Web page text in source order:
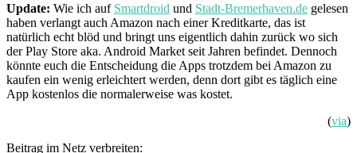
Update: Wie ich auf Smartdroid und Stadt-Bremerhaven.de gelesen
haben verlangt auch Amazon nach einer Kreditkarte, das ist
natürlich echt blöd und bringt uns eigentlich dahin zurück wo sich
der Play Store aka. Android Market seit Jahren befindet. Dennoch
könnte euch die Entscheidung die Apps trotzdem bei Amazon zu
kaufen ein wenig erleichtert werden, denn dort gibt es täglich eine
App kostenlos die normalerweise was kostet.
(via)
Beitrag im Netz verbreiten: